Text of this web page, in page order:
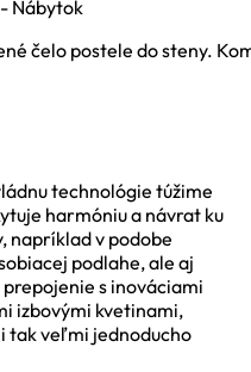
čelo postele do steny.
technológie túžime
harmóniu a návrat ku
napríklad v podobe
podlahe, ale aj
s inováciami
izbovými kvetinami,
tak veľmi jednoducho